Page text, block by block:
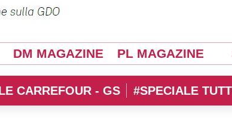
DM MAGAZINE PL MAGAZINE
CARREFOUR - GS #SPECIALE